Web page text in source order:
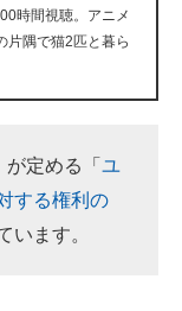
時間視聴。アニメ
片隅で猫2匹と暮ら
定める「 ユ
する権利の
います。